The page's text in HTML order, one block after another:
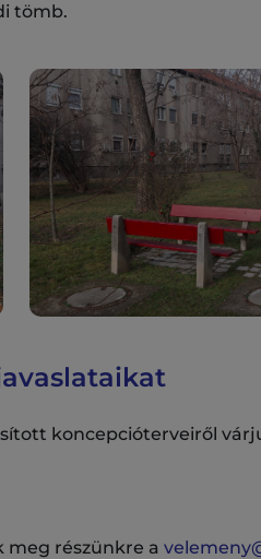
tömb.
koncepcióterveiről
részünkre a